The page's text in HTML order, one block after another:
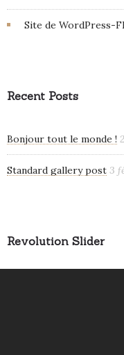
Site de WordPress-
Recent Posts
Bonjour tout le monde !
Standard gallery post 3
Revolution Slider